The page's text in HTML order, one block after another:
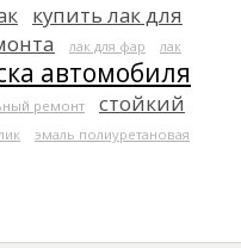
купить лак для
лак для фар
лак
автомобиля
ремонт
стойкий
эмаль полиуретановая